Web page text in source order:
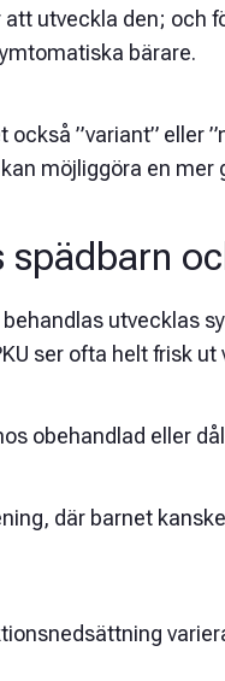
utveckla den; och
bärare.
också ”variant” eller
möjliggöra en mer
spädbarn
utvecklas
ser ofta helt frisk ut
obehandlad eller
där barnet